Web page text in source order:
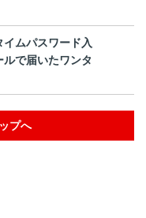
ムパスワード入
で届いたワンタ
プへ